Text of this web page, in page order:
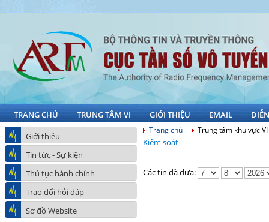
TRANG CHỦ TRUNG TÂM VI GIỚI THIỆU EMAIL
Giới thiệu
Tin tức - Sự kiện
Thủ tục hành chính
Trao đổi hỏi đáp
Sơ đồ Website
Trang chủ Trung tâm khu vực VI
Kiểm soát
Các tin đã đưa: